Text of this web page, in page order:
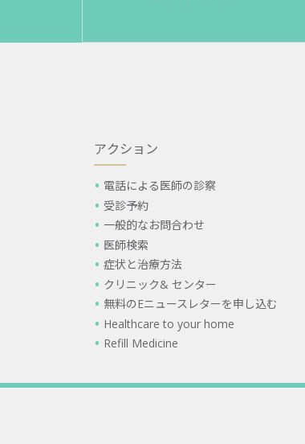
アクション
電話による医師の診察
受診予約
一般的なお問合わせ
医師検索
症状と治療方法
クリニック& センター
無料のEニュースレターを申し込む
Healthcare to your home
Refill Medicine